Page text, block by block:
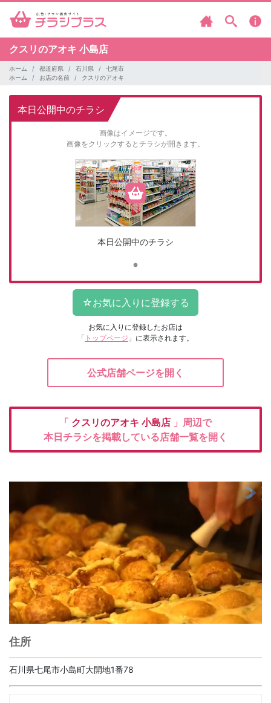
クスリのアオキ 小島店
ホーム 都道府県 石川県
七尾市
ホーム
お店の名前 クスリのアオキ
本日公開中のチラシ
画像はイメージです。
画像をクリックするとチラシが開きます。
本日公開中のチラシ
お気に入りに登録したお店は
「 トップページ 」に表示されます。
公式店舗ページを開く
「 クスリのアオキ 小島店 」周辺で
本日チラシを掲載している店舗一覧を開く
住所
石川県七尾市小島町大開地1番78